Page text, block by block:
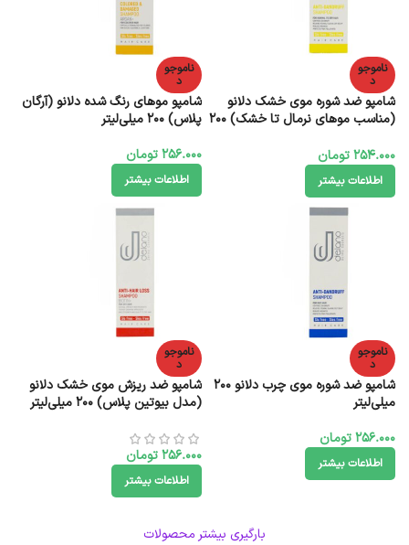
ناموجو
د
شامپو ضد شوره موی خشک دلانو
(مناسب موهای نرمال تا خشک) 200
254.000تومان
اطلاعات بیشتر
ناموجو
د
شامپو موهای رنگ شده دلانو (آرگان
پلاس) 200 میلی‌لیتر
256.000تومان
اطلاعات بیشتر
ناموجو
د
شامپو ضد شوره موی چرب دلانو 200
میلی‌لیتر
256.000تومان
اطلاعات بیشتر
ناموجو
د
شامپو ضد ریزش موی خشک دلانو
(مدل بیوتین پلاس) 200 میلی‌لیتر
256.000تومان
اطلاعات بیشتر
بارگیری بیشتر محصولات